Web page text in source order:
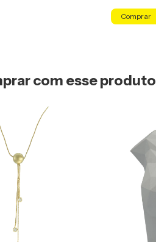
com esse produto